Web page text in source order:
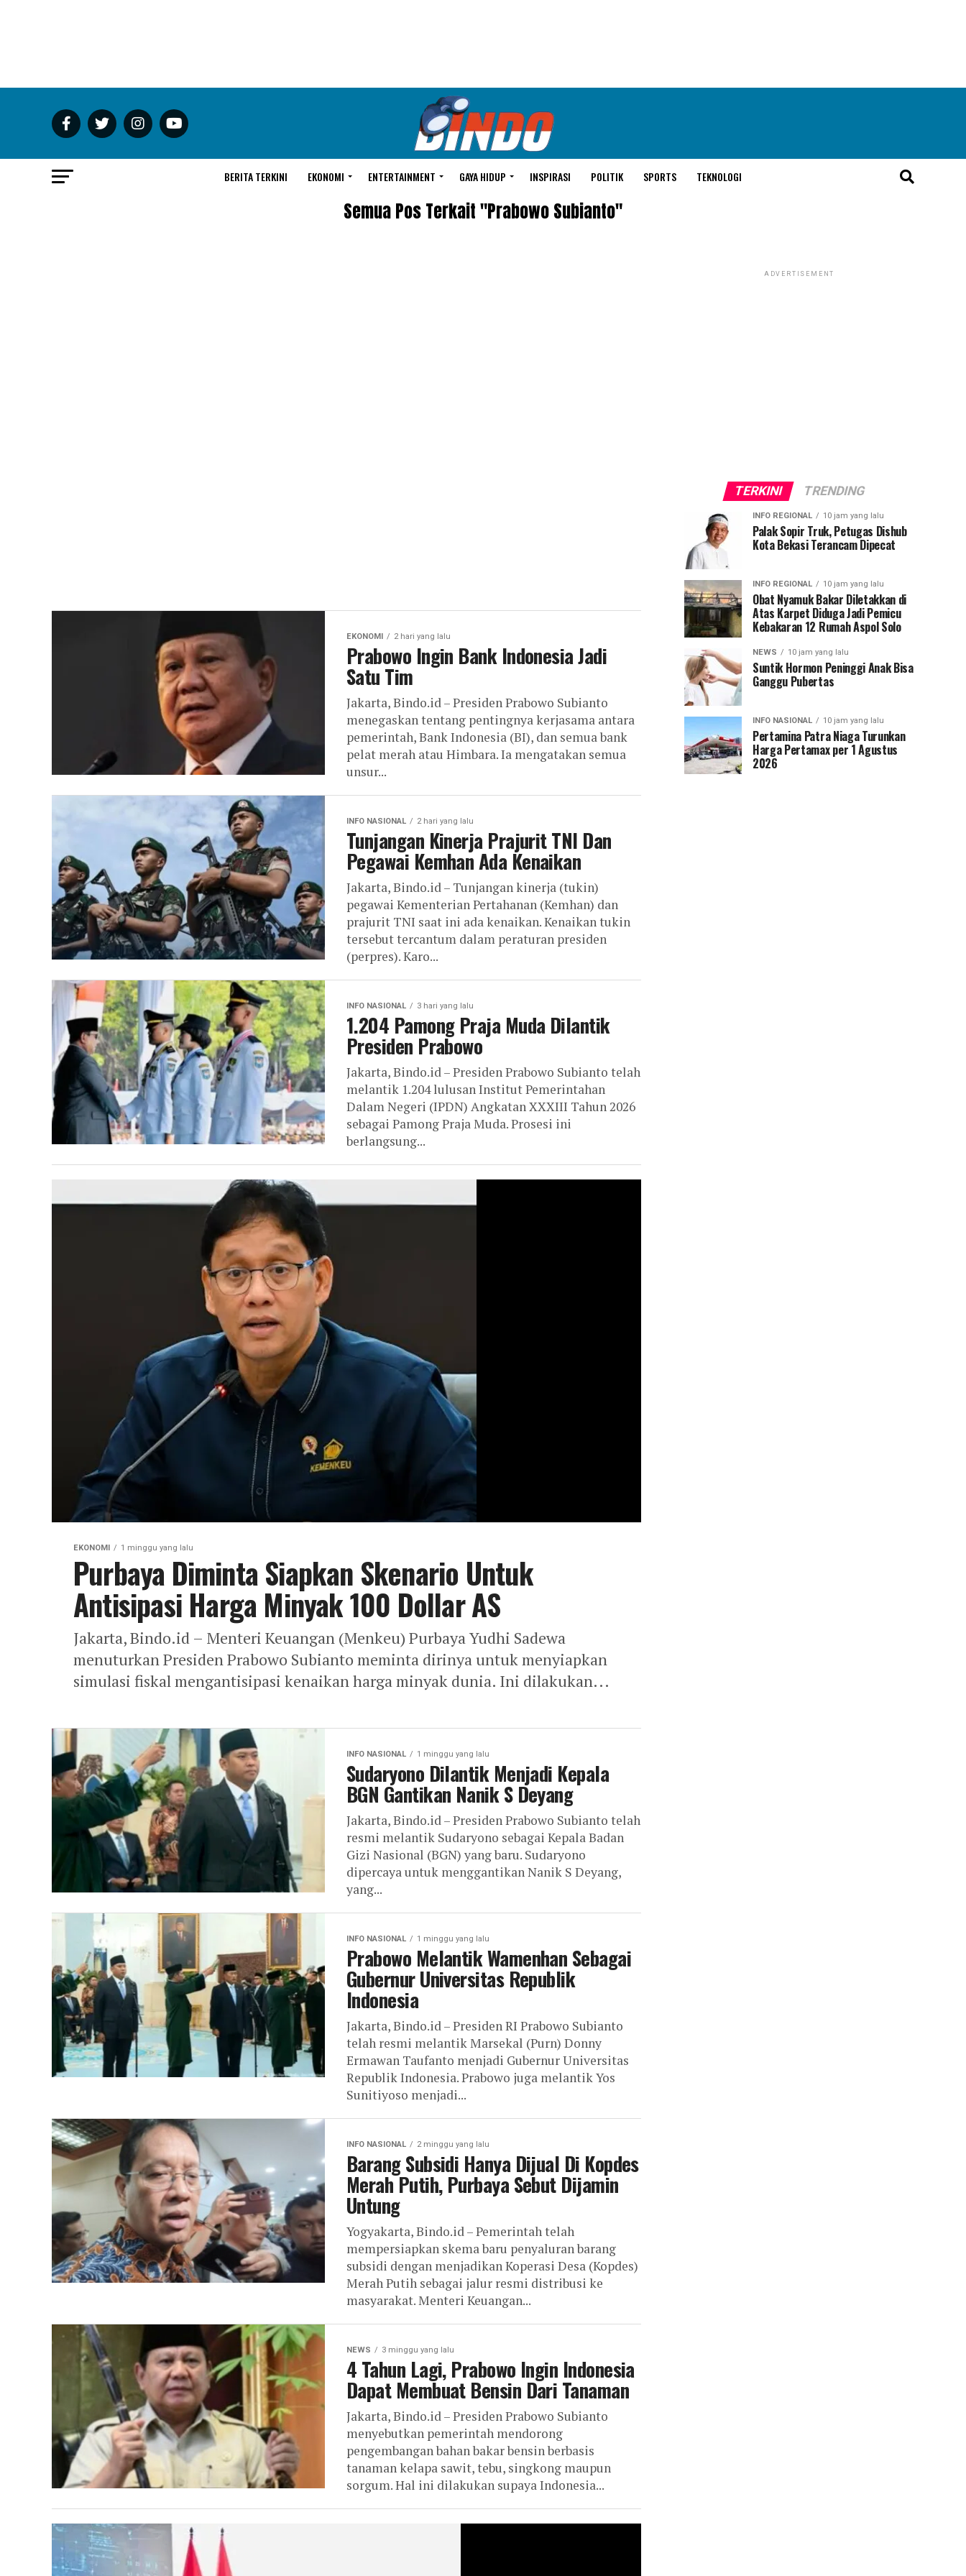
BERITA TERKINI EKONOMI ENTERTAINMENT GAYA HIDUP INSPIRASI POLITIK SPORTS TEKNOLOGI
Semua Pos Terkait "Prabowo Subianto"
EKONOMI 2 hari yang lalu
Prabowo Ingin Bank Indonesia Jadi
Satu Tim
Jakarta, Bindo.id – Presiden Prabowo Subianto
menegaskan tentang pentingnya kerjasama antara
pemerintah, Bank Indonesia (BI), dan semua bank
pelat merah atau Himbara. Ia mengatakan semua
unsur...
INFO NASIONAL 2 hari yang lalu
Tunjangan Kinerja Prajurit TNI Dan
Pegawai Kemhan Ada Kenaikan
Jakarta, Bindo.id – Tunjangan kinerja (tukin)
pegawai Kementerian Pertahanan (Kemhan) dan
prajurit TNI saat ini ada kenaikan. Kenaikan tukin
tersebut tercantum dalam peraturan presiden
(perpres). Karo...
INFO NASIONAL 3 hari yang lalu
1.204 Pamong Praja Muda Dilantik
Presiden Prabowo
Jakarta, Bindo.id – Presiden Prabowo Subianto telah
melantik 1.204 lulusan Institut Pemerintahan
Dalam Negeri (IPDN) Angkatan XXXIII Tahun 2026
sebagai Pamong Praja Muda. Prosesi ini
berlangsung...
EKONOMI 1 minggu yang lalu
Purbaya Diminta Siapkan Skenario Untuk
Antisipasi Harga Minyak 100 Dollar AS
Jakarta, Bindo.id – Menteri Keuangan (Menkeu) Purbaya Yudhi Sadewa
menuturkan Presiden Prabowo Subianto meminta dirinya untuk menyiapkan
simulasi fiskal mengantisipasi kenaikan harga minyak dunia. Ini dilakukan...
INFO NASIONAL 1 minggu yang lalu
Sudaryono Dilantik Menjadi Kepala
BGN Gantikan Nanik S Deyang
Jakarta, Bindo.id – Presiden Prabowo Subianto telah
resmi melantik Sudaryono sebagai Kepala Badan
Gizi Nasional (BGN) yang baru. Sudaryono
dipercaya untuk menggantikan Nanik S Deyang,
yang...
INFO NASIONAL 1 minggu yang lalu
Prabowo Melantik Wamenhan Sebagai
Gubernur Universitas Republik
Indonesia
Jakarta, Bindo.id – Presiden RI Prabowo Subianto
telah resmi melantik Marsekal (Purn) Donny
Ermawan Taufanto menjadi Gubernur Universitas
Republik Indonesia. Prabowo juga melantik Yos
Sunitiyoso menjadi...
INFO NASIONAL 2 minggu yang lalu
Barang Subsidi Hanya Dijual Di Kopdes
Merah Putih, Purbaya Sebut Dijamin
Untung
Yogyakarta, Bindo.id – Pemerintah telah
mempersiapkan skema baru penyaluran barang
subsidi dengan menjadikan Koperasi Desa (Kopdes)
Merah Putih sebagai jalur resmi distribusi ke
masyarakat. Menteri Keuangan...
NEWS 3 minggu yang lalu
4 Tahun Lagi, Prabowo Ingin Indonesia
Dapat Membuat Bensin Dari Tanaman
Jakarta, Bindo.id – Presiden Prabowo Subianto
menyebutkan pemerintah mendorong
pengembangan bahan bakar bensin berbasis
tanaman kelapa sawit, tebu, singkong maupun
sorgum. Hal ini dilakukan supaya Indonesia...
ADVERTISEMENT
TERKINI TRENDING
INFO REGIONAL 10 jam yang lalu
Palak Sopir Truk, Petugas Dishub
Kota Bekasi Terancam Dipecat
INFO REGIONAL 10 jam yang lalu
Obat Nyamuk Bakar Diletakkan di
Atas Karpet Diduga Jadi Pemicu
Kebakaran 12 Rumah Aspol Solo
NEWS 10 jam yang lalu
Suntik Hormon Peninggi Anak Bisa
Ganggu Pubertas
INFO NASIONAL 10 jam yang lalu
Pertamina Patra Niaga Turunkan
Harga Pertamax per 1 Agustus
2026